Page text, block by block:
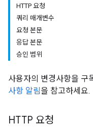
HTTP 요청
쿼리 매개변수
요청 본문
응답 본문
승인 범위
사용자의 변경사항을 구
사항 알림을 참고하세요.
HTTP 요청